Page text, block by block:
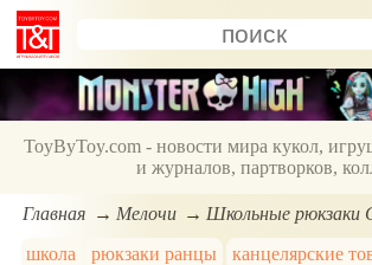
ToyByToy.com - новости мира кукол,
и журналов, партворков,
Главная Мелочи
Школьные рюкзаки
школа
рюкзаки ранцы
канцелярские